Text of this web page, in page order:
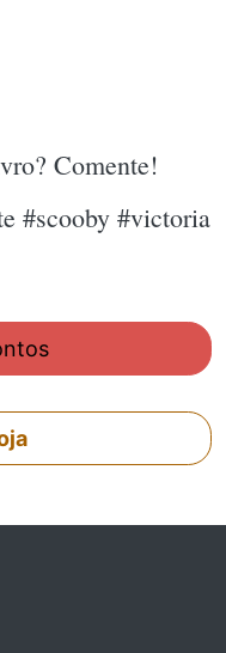
Comente!
#scooby #victoria